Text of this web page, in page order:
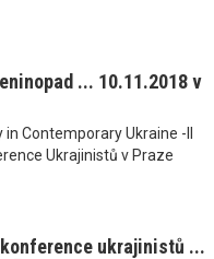
... 10.11.2018 v
Contemporary Ukraine -II
Ukrajinistů v Praze
ukrajinistů ...